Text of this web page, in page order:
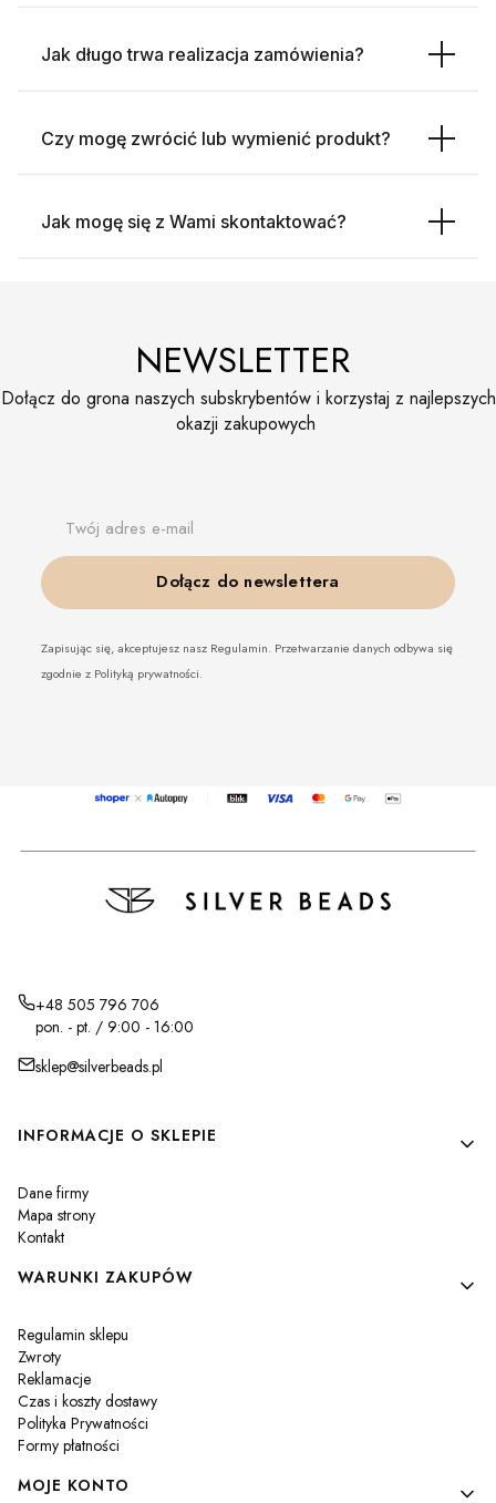
Jak długo trwa realizacja zamówienia?
Czy mogę zwrócić lub wymienić produkt?
Jak mogę się z Wami skontaktować?
NEWSLETTER
Dołącz do grona naszych subskrybentów i korzystaj z najlepszych
okazji zakupowych
Twój adres e-mail
Dołącz do newslettera
Zapisując się, akceptujesz nasz Regulamin. Przetwarzanie danych odbywa się
zgodnie z Polityką prywatności.
+48 505 796 706
pon. - pt. / 9:00 - 16:00
sklep@silverbeads.pl
Linki w stopce
INFORMACJE O SKLEPIE
Dane firmy
Mapa strony
Kontakt
WARUNKI ZAKUPÓW
Regulamin sklepu
Zwroty
Reklamacje
Czas i koszty dostawy
Polityka Prywatności
Formy płatności
MOJE KONTO